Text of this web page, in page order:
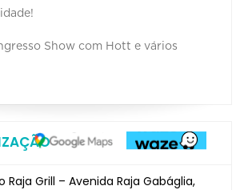
Show com Hott e vários
Grill – Avenida Raja Gabáglia,